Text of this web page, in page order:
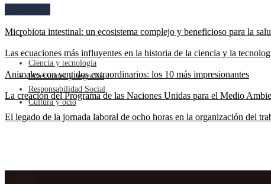
RESPONSABILIDAD SOCIAL
CULTURA Y OCIO
Ciencia y tecnología
Inversiones y negocios
Responsabilidad Social
Cultura y ocio
Novedades
Microbiota intestinal: un ecosistema complejo y beneficioso para la
Las ecuaciones más influyentes en la historia de la ciencia y la
Animales con sentidos extraordinarios: los 10 más impresionantes
La creación del Programa de las Naciones Unidas para el Medio
El legado de la jornada laboral de ocho horas en la organización del